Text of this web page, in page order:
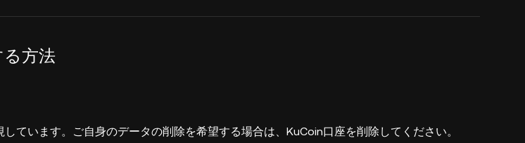
る方法
ています。ご自身のデータの削除を希望する場合は、KuCoin口座を削除してください。